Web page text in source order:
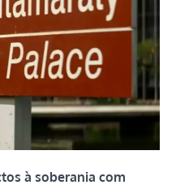
à soberania com